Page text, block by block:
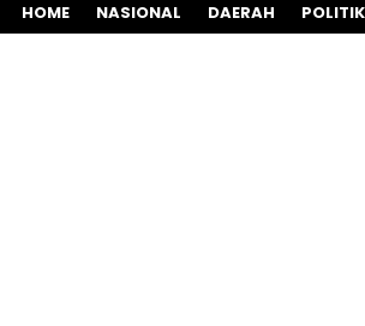
HOME NASIONAL DAERAH POLITIK